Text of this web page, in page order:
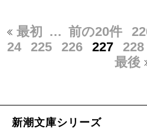
最初 … 前の20件
24
225 226 227 228
最後
新潮文庫シリーズ